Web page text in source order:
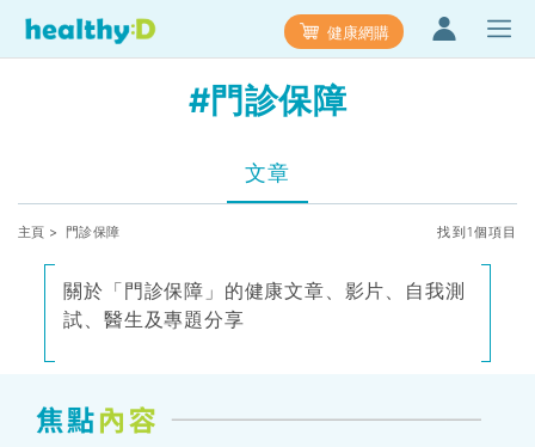
健康網購
#門診保障
文章
主頁 > 門診保障 找到1個項目
關於「門診保障」的健康文章、影片、自我測
試、醫生及專題分享